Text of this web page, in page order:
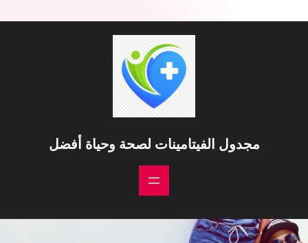
مجدول الفيتامينات لصحة وحياة أفضل